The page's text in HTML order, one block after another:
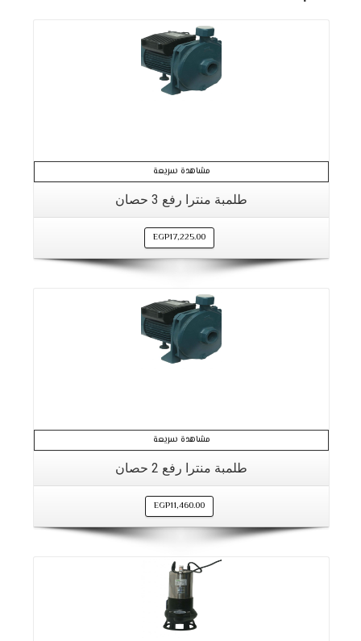
مشاهدة سريعة
طلمبة منترا رفع 3 حصان
EGP17,225.00
مشاهدة سريعة
طلمبة منترا رفع 2 حصان
EGP11,460.00